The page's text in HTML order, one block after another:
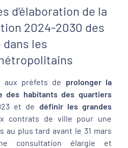
d’élaboration de la
2024-2030 des
les
aux préfets de prolonger la
des habitants des quartiers
et de définir les grandes
contrats de ville pour une
au plus tard avant le 31 mars
consultation élargie et